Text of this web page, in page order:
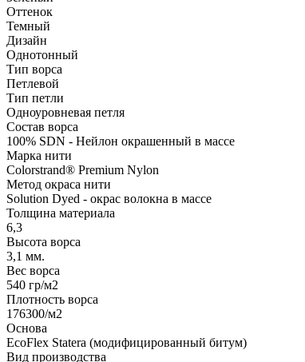
Оттенок
Темный
Дизайн
Однотонный
Тип ворса
Петлевой
Тип петли
Одноуровневая петля
Состав ворса
100% SDN - Нейлон окрашенный в массе
Марка нити
Colorstrand® Premium Nylon
Метод окраса нити
Solution Dyed - окрас волокна в массе
Толщина материала
6,3
Высота ворса
3,1 мм.
Вес ворса
540 гр/м2
Плотность ворса
176300/м2
Основа
EcoFlex Statera (модифицированный битум)
Вид производства